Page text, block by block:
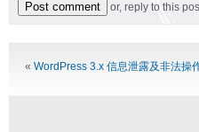
or, reply to this
« WordPress 3.x 信息泄露及非法操